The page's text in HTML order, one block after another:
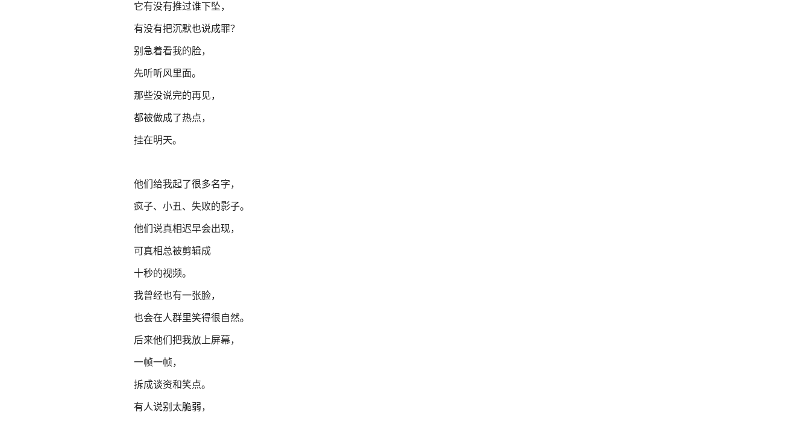
它有没有推过谁下坠，
有没有把沉默也说成罪？
别急着看我的脸，
先听听风里面。
那些没说完的再见，
都被做成了热点，
挂在明天。
他们给我起了很多名字，
疯子、小丑、失败的影子。
他们说真相迟早会出现，
可真相总被剪辑成
十秒的视频。
我曾经也有一张脸，
也会在人群里笑得很自然。
后来他们把我放上屏幕，
一帧一帧，
拆成谈资和笑点。
有人说别太脆弱，